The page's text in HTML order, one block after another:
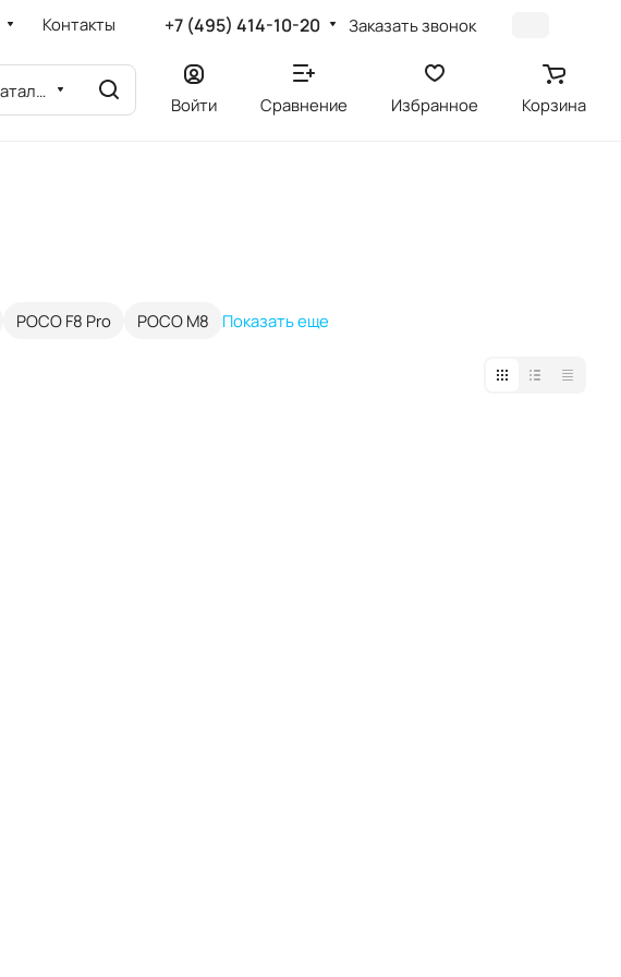
Контакты +7 (495) 414-10-20 Заказать звонок
Каталог
Войти Сравнение Избранное Корзина
POCO F8 Pro POCO M8 Показать еще